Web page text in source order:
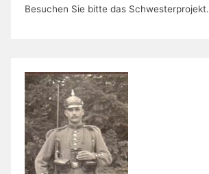
Besuchen Sie bitte das Schwesterprojekt.